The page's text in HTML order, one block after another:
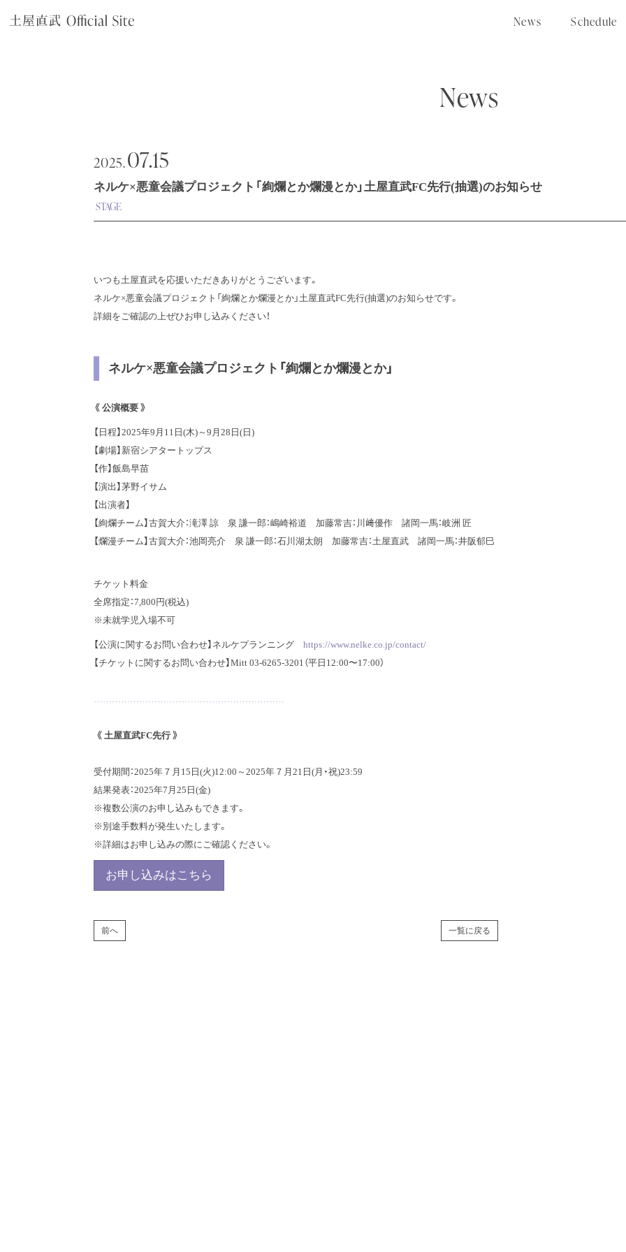
News Schedule
News
2025.07.15
ネルケ×悪童会議プロジェクト「絢爛とか爛漫とか」土屋直武FC先行(抽選)のお知らせ
STAGE
いつも土屋直武を応援いただきありがとうございます。
ネルケ×悪童会議プロジェクト「絢爛とか爛漫とか」土屋直武FC先行(抽選)のお知らせです。
詳細をご確認の上ぜひお申し込みください！
ネルケ×悪童会議プロジェクト「絢爛とか爛漫とか」
《 公演概要 》
【日程】2025年9月11日(木)～9月28日(日)
【劇場】新宿シアタートップス
【作】飯島早苗
【演出】茅野イサム
【出演者】
【絢爛チーム】古賀大介：滝澤 諒 泉 謙一郎：嶋崎裕道 加藤常吉：川﨑優作 諸岡一馬：岐洲 匠
【爛漫チーム】古賀大介：池岡亮介 泉 謙一郎：石川湖太朗 加藤常吉：土屋直武 諸岡一馬：井阪郁巳
チケット料金
全席指定：7,800円(税込)
※未就学児入場不可
【公演に関するお問い合わせ】ネルケプランニング https://www.nelke.co.jp/contact/
【チケットに関するお問い合わせ】Mitt 03-6265-3201（平⽇12:00〜17:00）
………………………………………………………
《 土屋直武FC先行 》
受付期間：2025年７月15日(火)12:00～2025年７月21日(月・祝)23:59
結果発表：2025年7月25日(金)
※複数公演のお申し込みもできます。
※別途手数料が発生いたします。
※詳細はお申し込みの際にご確認ください。
お申し込みはこちら
前へ 一覧に戻る